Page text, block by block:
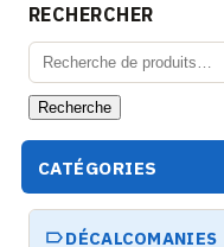
publications
RECHERCHER
Recherche
pour :
Recherche
CATÉGORIES
DÉCALCOMANIES